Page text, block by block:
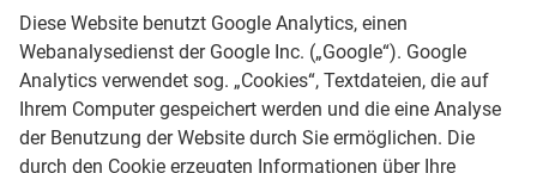
Diese Website benutzt Google Analytics, einen
Webanalysedienst der Google Inc. („Google“). Google
Analytics verwendet sog. „Cookies“, Textdateien, die auf
Ihrem Computer gespeichert werden und die eine Analyse
der Benutzung der Website durch Sie ermöglichen. Die
durch den Cookie erzeugten Informationen über Ihre